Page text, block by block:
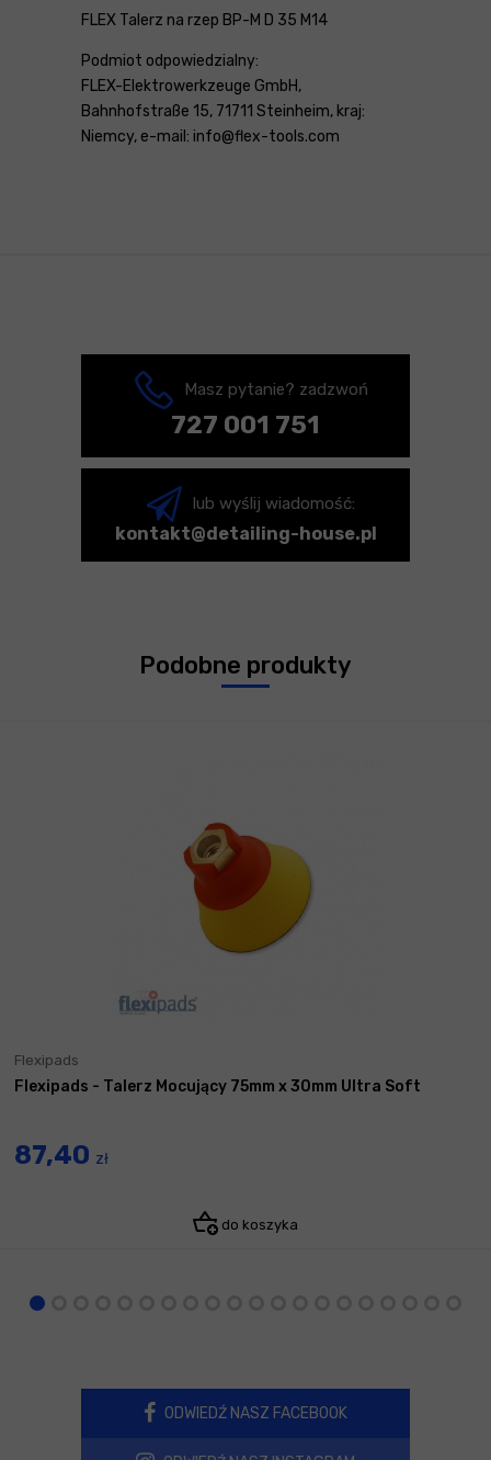
FLEX Talerz na rzep BP-M D 35 M14
Podmiot odpowiedzialny:
FLEX-Elektrowerkzeuge GmbH,
Bahnhofstraße 15, 71711 Steinheim, kraj:
Niemcy, e-mail: info@flex-tools.com
Masz pytanie? zadzwoń
727 001 751
lub wyślij wiadomość:
kontakt@detailing-house.pl
Podobne produkty
Flexipads
Flexipads - Talerz Mocujący 75mm x 30mm Ultra Soft
87,40 zł
do koszyka
ODWIEDŹ NASZ FACEBOOK